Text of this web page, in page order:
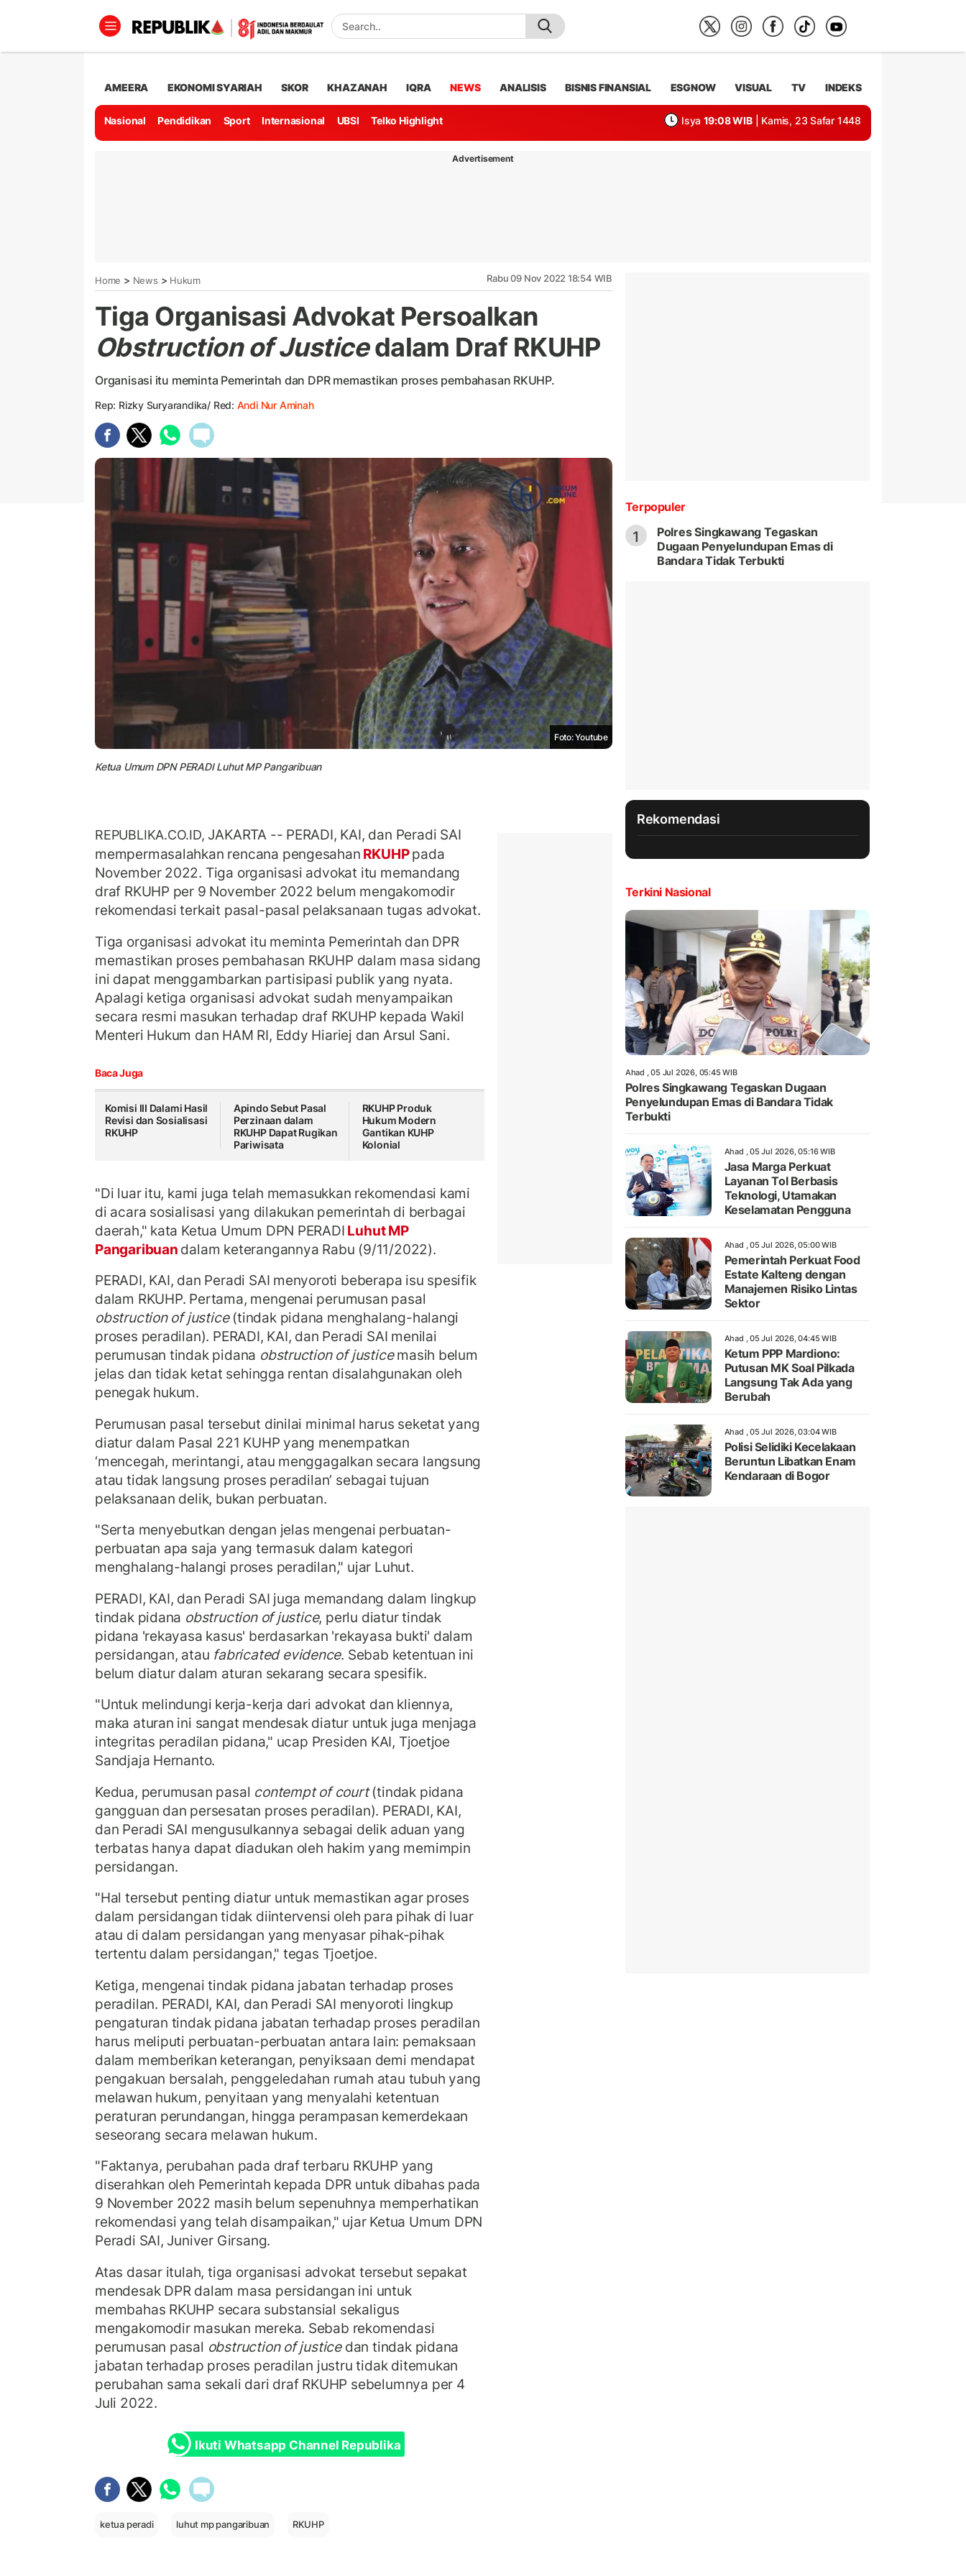
AMEERA EKONOMI SYARIAH SKOR KHAZANAH IQRA NEWS ANALISIS BISNIS FINANSIAL ESGNOW VISUAL TV INDEKS
Nasional Pendidikan Sport Internasional UBSI Telko Highlight Isya 19:08 WIB | Kamis, 23 Safar 1448
Advertisement
Home > News > Hukum Rabu 09 Nov 2022 18:54 WIB
Tiga Organisasi Advokat Persoalkan
Obstruction of Justicedalam Draf RKUHP
Organisasi itu meminta Pemerintah dan DPR memastikan proses pembahasan RKUHP.
Rep: Rizky Suryarandika/ Red: Andi Nur Aminah
Foto: Youtube
Ketua Umum DPN PERADI Luhut MP Pangaribuan
REPUBLIKA.CO.ID,JAKARTA -- PERADI, KAI, dan Peradi SAI
mempermasalahkan rencana pengesahan RKUHPpada
November 2022. Tiga organisasi advokat itu memandang
draf RKUHP per 9 November 2022 belum mengakomodir
rekomendasi terkait pasal-pasal pelaksanaan tugas advokat.
Tiga organisasi advokat itu meminta Pemerintah dan DPR
memastikan proses pembahasan RKUHP dalam masa sidang
ini dapat menggambarkan partisipasi publik yang nyata.
Apalagi ketiga organisasi advokat sudah menyampaikan
secara resmi masukan terhadap draf RKUHP kepada Wakil
Menteri Hukum dan HAM RI, Eddy Hiariej dan Arsul Sani.
Baca Juga
Komisi III Dalami Hasil
Revisi dan Sosialisasi
RKUHP
Apindo Sebut Pasal
Perzinaan dalam
RKUHP Dapat Rugikan
Pariwisata
RKUHP Produk
Hukum Modern
Gantikan KUHP
Kolonial
"Di luar itu, kami juga telah memasukkan rekomendasi kami
di acara sosialisasi yang dilakukan pemerintah di berbagai
daerah," kata Ketua Umum DPN PERADI Luhut MP
Pangaribuan dalam keterangannya Rabu (9/11/2022).
PERADI, KAI, dan Peradi SAI menyoroti beberapa isu spesifik
dalam RKUHP. Pertama, mengenai perumusan pasal
obstruction of justice(tindak pidana menghalang-halangi
proses peradilan). PERADI, KAI, dan Peradi SAI menilai
perumusan tindak pidana obstruction of justicemasih belum
jelas dan tidak ketat sehingga rentan disalahgunakan oleh
penegak hukum.
Perumusan pasal tersebut dinilai minimal harus seketat yang
diatur dalam Pasal 221 KUHP yang menempatkan
‘mencegah, merintangi, atau menggagalkan secara langsung
atau tidak langsung proses peradilan’ sebagai tujuan
pelaksanaan delik, bukan perbuatan.
"Serta menyebutkan dengan jelas mengenai perbuatan-
perbuatan apa saja yang termasuk dalam kategori
menghalang-halangi proses peradilan," ujar Luhut.
PERADI, KAI, dan Peradi SAI juga memandang dalam lingkup
tindak pidana obstruction of justice, perlu diatur tindak
pidana 'rekayasa kasus' berdasarkan 'rekayasa bukti' dalam
persidangan, atau fabricated evidence. Sebab ketentuan ini
belum diatur dalam aturan sekarang secara spesifik.
"Untuk melindungi kerja-kerja dari advokat dan kliennya,
maka aturan ini sangat mendesak diatur untuk juga menjaga
integritas peradilan pidana," ucap Presiden KAI, Tjoetjoe
Sandjaja Hernanto.
Kedua, perumusan pasal contempt of court(tindak pidana
gangguan dan persesatan proses peradilan). PERADI, KAI,
dan Peradi SAI mengusulkannya sebagai delik aduan yang
terbatas hanya dapat diadukan oleh hakim yang memimpin
persidangan.
"Hal tersebut penting diatur untuk memastikan agar proses
dalam persidangan tidak diintervensi oleh para pihak di luar
atau di dalam persidangan yang menyasar pihak-pihak
tertentu dalam persidangan," tegas Tjoetjoe.
Ketiga, mengenai tindak pidana jabatan terhadap proses
peradilan. PERADI, KAI, dan Peradi SAI menyoroti lingkup
pengaturan tindak pidana jabatan terhadap proses peradilan
harus meliputi perbuatan-perbuatan antara lain: pemaksaan
dalam memberikan keterangan, penyiksaan demi mendapat
pengakuan bersalah, penggeledahan rumah atau tubuh yang
melawan hukum, penyitaan yang menyalahi ketentuan
peraturan perundangan, hingga perampasan kemerdekaan
seseorang secara melawan hukum.
"Faktanya, perubahan pada draf terbaru RKUHP yang
diserahkan oleh Pemerintah kepada DPR untuk dibahas pada
9 November 2022 masih belum sepenuhnya memperhatikan
rekomendasi yang telah disampaikan," ujar Ketua Umum DPN
Peradi SAI, Juniver Girsang.
Atas dasar itulah, tiga organisasi advokat tersebut sepakat
mendesak DPR dalam masa persidangan ini untuk
membahas RKUHP secara substansial sekaligus
mengakomodir masukan mereka. Sebab rekomendasi
perumusan pasal obstruction of justicedan tindak pidana
jabatan terhadap proses peradilan justru tidak ditemukan
perubahan sama sekali dari draf RKUHP sebelumnya per 4
Juli 2022.
Ikuti Whatsapp Channel Republika
ketua peradi luhut mp pangaribuan RKUHP
Terpopuler
1
Polres Singkawang Tegaskan
Dugaan Penyelundupan Emas di
Bandara Tidak Terbukti
Rekomendasi
Terkini Nasional
Ahad , 05 Jul 2026, 05:45 WIB
Polres Singkawang Tegaskan Dugaan
Penyelundupan Emas di Bandara Tidak
Terbukti
Ahad , 05 Jul 2026, 05:16 WIB
Jasa Marga Perkuat
Layanan Tol Berbasis
Teknologi, Utamakan
Keselamatan Pengguna
Ahad , 05 Jul 2026, 05:00 WIB
Pemerintah Perkuat Food
Estate Kalteng dengan
Manajemen Risiko Lintas
Sektor
Ahad , 05 Jul 2026, 04:45 WIB
Ketum PPP Mardiono:
Putusan MK Soal Pilkada
Langsung Tak Ada yang
Berubah
Ahad , 05 Jul 2026, 03:04 WIB
Polisi Selidiki Kecelakaan
Beruntun Libatkan Enam
Kendaraan di Bogor